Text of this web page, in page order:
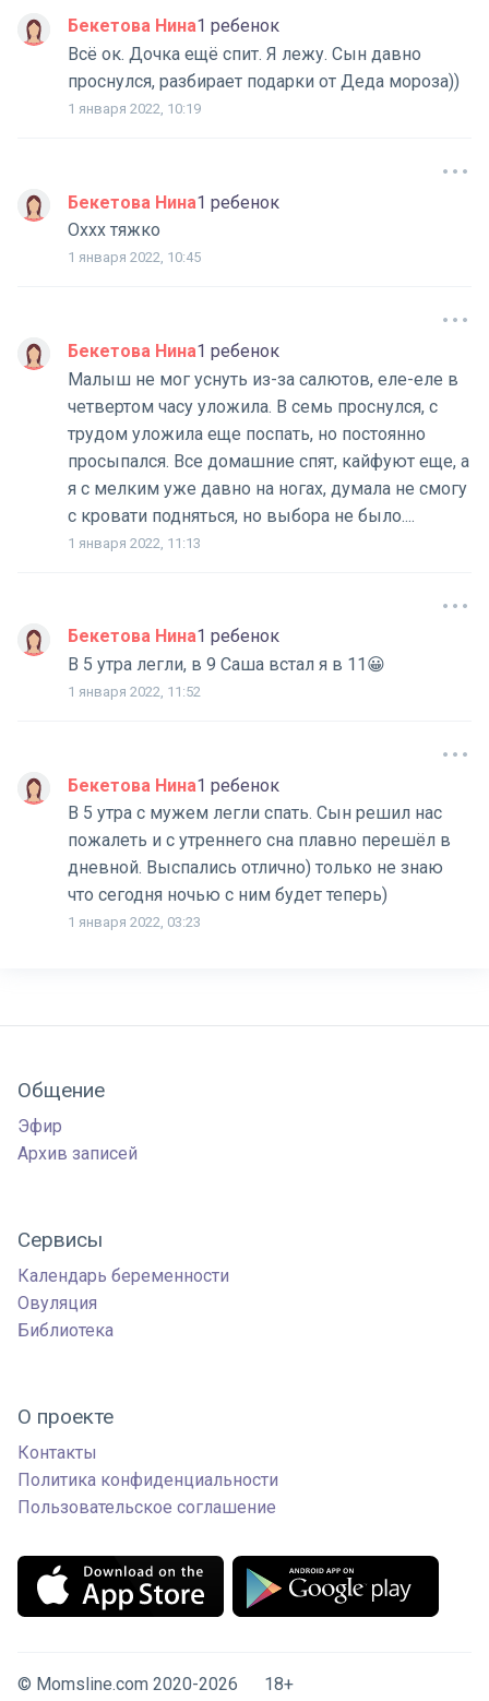
Бекетова Нина1 ребенок
Всё ок. Дочка ещё спит. Я лежу. Сын давно
проснулся, разбирает подарки от Деда мороза))
1 января 2022, 10:19
Бекетова Нина1 ребенок
Оххх тяжко
1 января 2022, 10:45
Бекетова Нина1 ребенок
Малыш не мог уснуть из-за салютов, еле-еле в
четвертом часу уложила. В семь проснулся, с
трудом уложила еще поспать, но постоянно
просыпался. Все домашние спят, кайфуют еще, а
я с мелким уже давно на ногах, думала не смогу
с кровати подняться, но выбора не было....
1 января 2022, 11:13
Бекетова Нина1 ребенок
В 5 утра легли, в 9 Саша встал я в 11😀
1 января 2022, 11:52
Бекетова Нина1 ребенок
В 5 утра с мужем легли спать. Сын решил нас
пожалеть и с утреннего сна плавно перешёл в
дневной. Выспались отлично) только не знаю
что сегодня ночью с ним будет теперь)
1 января 2022, 03:23
Общение
Эфир
Архив записей
Сервисы
Календарь беременности
Овуляция
Библиотека
О проекте
Контакты
Политика конфиденциальности
Пользовательское соглашение
© Momsline.com 2020-2026 18+